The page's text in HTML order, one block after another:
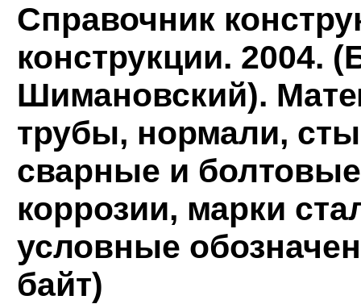
Справочник
конструкции. 2004.
Шимановский).
трубы, нормали,
сварные и
коррозии, марки
условные
байт)